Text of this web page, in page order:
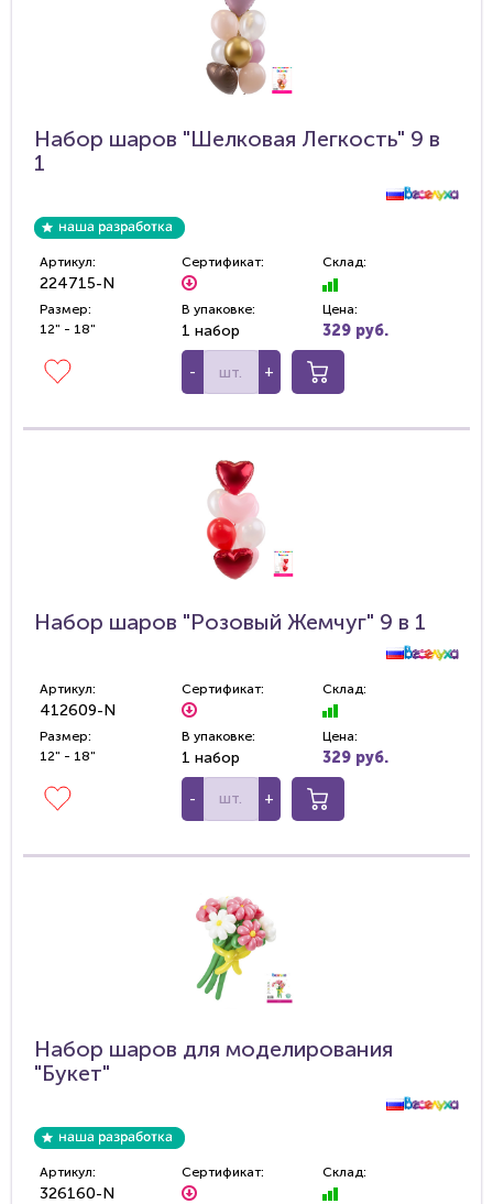
Набор шаров "Шелковая Легкость" 9 в
1
Артикул:
224715-N
Сертификат: Склад:
Размер:
12" - 18"
В упаковке:
1 набор
Цена:
329 руб.
- +
Набор шаров "Розовый Жемчуг" 9 в 1
Артикул:
412609-N
Сертификат: Склад:
Размер:
12" - 18"
В упаковке:
1 набор
Цена:
329 руб.
- +
Набор шаров для моделирования
"Букет"
Артикул:
326160-N
Сертификат: Склад: